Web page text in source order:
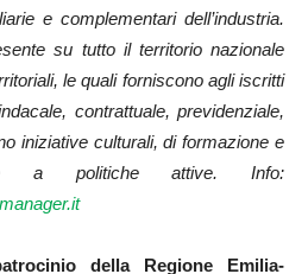
e complementari dell’industria.
su tutto il territorio nazionale
le quali forniscono agli iscritti
contrattuale, previdenziale,
iniziative culturali, di formazione e
a politiche attive. Info:
della Regione Emilia-